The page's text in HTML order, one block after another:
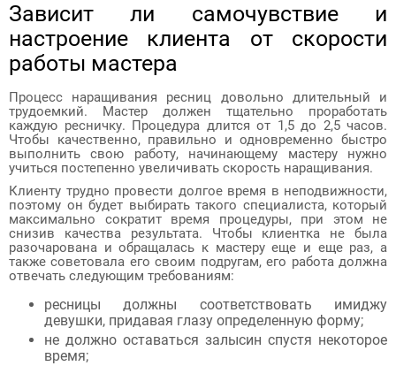
Зависит ли самочувствие и
настроение клиента от скорости
работы мастера
Процесс наращивания ресниц довольно длительный и
трудоемкий. Мастер должен тщательно проработать
каждую ресничку. Процедура длится от 1,5 до 2,5 часов.
Чтобы качественно, правильно и одновременно быстро
выполнить свою работу, начинающему мастеру нужно
учиться постепенно увеличивать скорость наращивания.
Клиенту трудно провести долгое время в неподвижности,
поэтому он будет выбирать такого специалиста, который
максимально сократит время процедуры, при этом не
снизив качества результата. Чтобы клиентка не была
разочарована и обращалась к мастеру еще и еще раз, а
также советовала его своим подругам, его работа должна
отвечать следующим требованиям:
ресницы должны соответствовать имиджу
девушки, придавая глазу определенную форму;
не должно оставаться залысин спустя некоторое
время;